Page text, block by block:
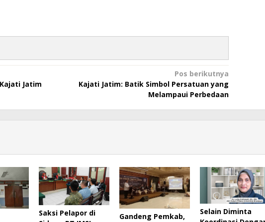
Jatim
Pos berikutnya
Kajati Jatim: Batik Simbol Persatuan yang
Melampaui Perbedaan
Saksi Pelapor di
Gandeng Pemkab,
Selain Diminta